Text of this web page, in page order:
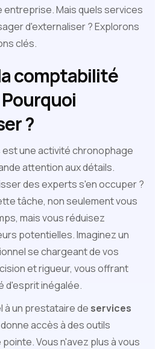
Mais quels services
d'externaliser ? Explorons
clés.
comptabilité
?
est une activité chronophage
attention aux détails.
des experts s'en occuper ?
tâche, non seulement vous
mais vous réduisez
potentielles. Imaginez un
se chargeant de vos
et rigueur, vous offrant
d'esprit inégalée.
à un prestataire de services
accès à des outils
Vous n'avez plus à vous